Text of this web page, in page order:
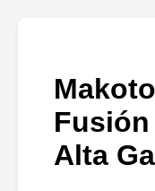
Alta